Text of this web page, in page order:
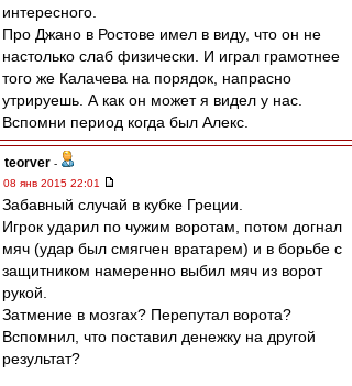
интересного.
Про Джано в Ростове имел в виду, что он не
настолько слаб физически. И играл грамотнее
того же Калачева на порядок, напрасно
утрируешь. А как он может я видел у нас.
Вспомни период когда был Алекс.
teorver -
08 янв 2015 22:01
Забавный случай в кубке Греции.
Игрок ударил по чужим воротам, потом догнал
мяч (удар был смягчен вратарем) и в борьбе с
защитником намеренно выбил мяч из ворот
рукой.
Затмение в мозгах? Перепутал ворота?
Вспомнил, что поставил денежку на другой
результат?